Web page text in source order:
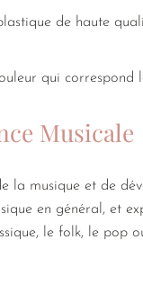
de haute
qui correspond
Musicale
musique et de
en général, et
le folk, le pop